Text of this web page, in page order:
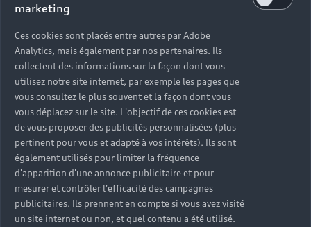
marketing
Ces cookies sont placés entre autres par Adobe
Analytics, mais également par nos partenaires. Ils
collectent des informations sur la façon dont vous
utilisez notre site internet, par exemple les pages que
vous consultez le plus souvent et la façon dont vous
vous déplacez sur le site. L'objectif de ces cookies est
de vous proposer des publicités personnalisées (plus
pertinent pour vous et adapté à vos intérêts). Ils sont
également utilisés pour limiter la fréquence
d'apparition d'une annonce publicitaire et pour
mesurer et contrôler l'efficacité des campagnes
publicitaires. Ils prennent en compte si vous avez visité
un site internet ou non, et quel contenu a été utilisé.